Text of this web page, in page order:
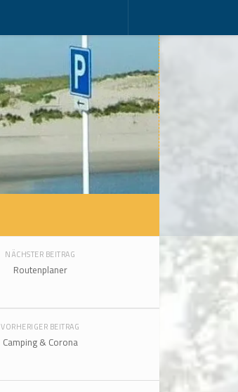
NÄCHSTER BEITRAG
Routenplaner
VORHERIGER BEITRAG
Camping & Corona